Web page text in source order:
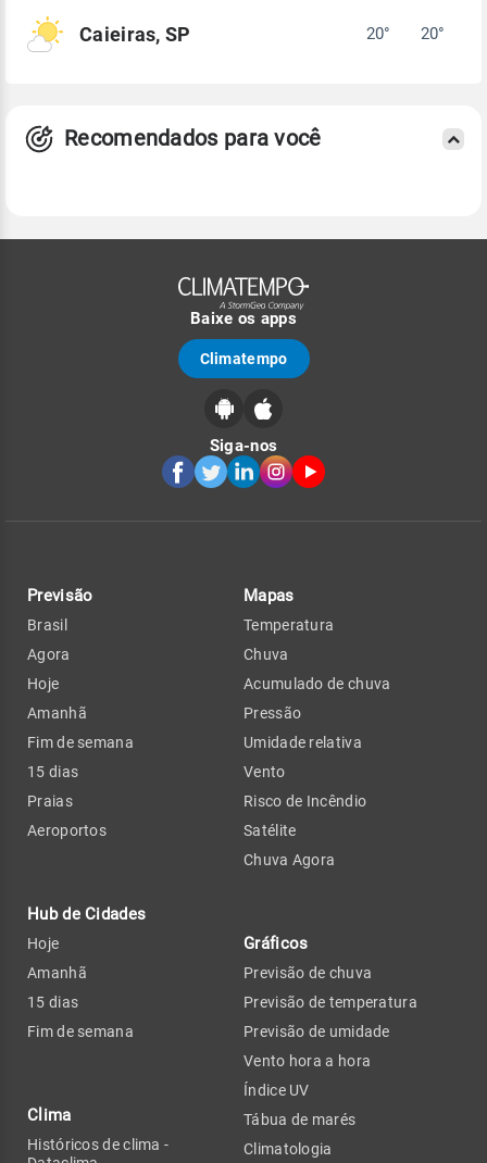
Caieiras, SP 20° 20°
Recomendados para você
Baixe os apps
Climatempo
Siga-nos
Previsão
Brasil
Agora
Hoje
Amanhã
Fim de semana
15 dias
Praias
Aeroportos
Hub de Cidades
Hoje
Amanhã
15 dias
Fim de semana
Clima
Históricos de clima -
Mapas
Temperatura
Chuva
Acumulado de chuva
Pressão
Umidade relativa
Vento
Risco de Incêndio
Satélite
Chuva Agora
Gráficos
Previsão de chuva
Previsão de temperatura
Previsão de umidade
Vento hora a hora
Índice UV
Tábua de marés
Climatologia